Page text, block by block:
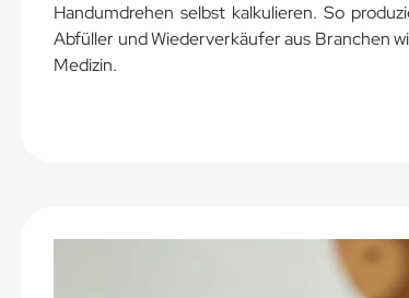
Handumdrehen selbst kalkulieren. So
Abfüller und Wiederverkäufer aus Branchen
Medizin.